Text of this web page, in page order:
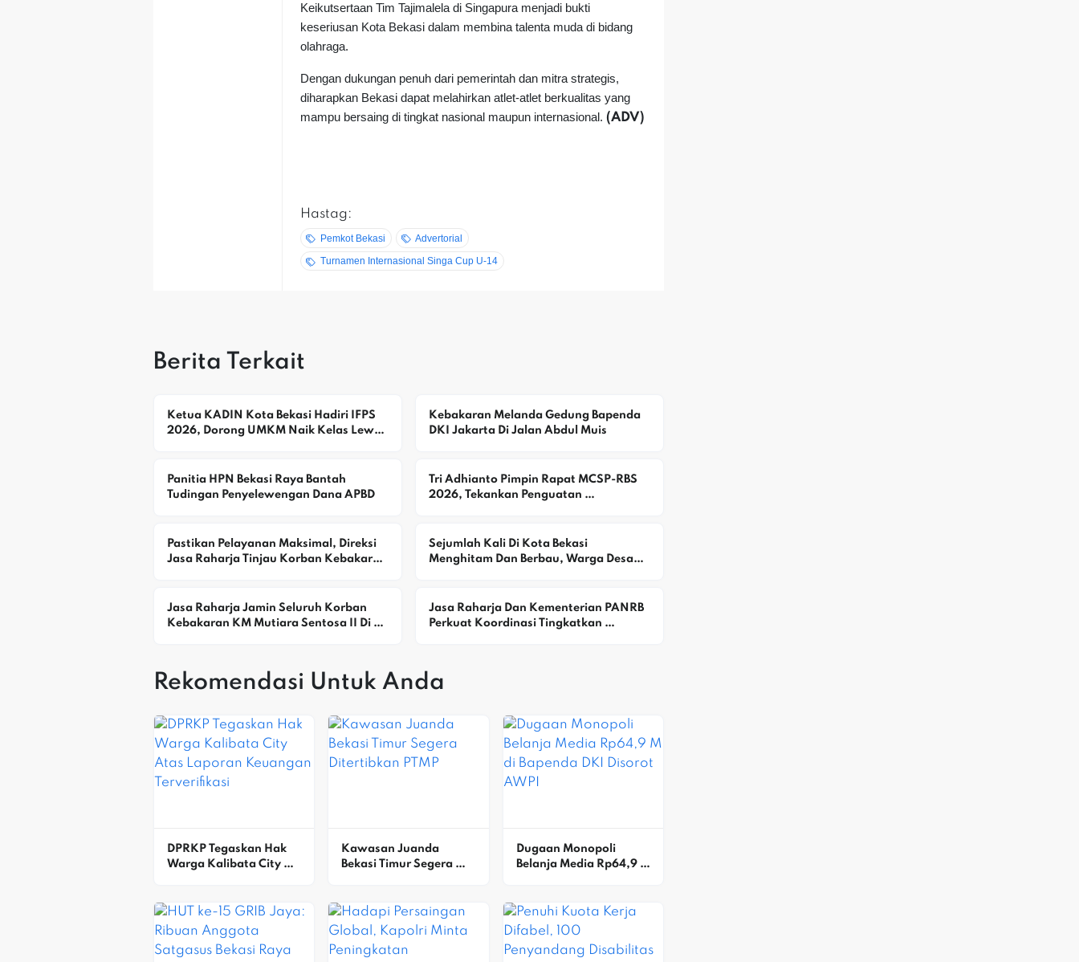
Keikutsertaan Tim Tajimalela di Singapura menjadi bukti
keseriusan Kota Bekasi dalam membina talenta muda di bidang
olahraga.
Dengan dukungan penuh dari pemerintah dan mitra strategis,
diharapkan Bekasi dapat melahirkan atlet-atlet berkualitas yang
mampu bersaing di tingkat nasional maupun internasional.(ADV)
Hastag:
Pemkot Bekasi Advertorial
Turnamen Internasional Singa Cup U-14
Berita Terkait
Ketua KADIN Kota Bekasi Hadiri IFPS
2026, Dorong UMKM Naik Kelas Lewat
Kebakaran Melanda Gedung Bapenda
DKI Jakarta Di Jalan Abdul Muis
Panitia HPN Bekasi Raya Bantah
Tudingan Penyelewengan Dana APBD
Tri Adhianto Pimpin Rapat MCSP-RBS
2026, Tekankan Penguatan
Pastikan Pelayanan Maksimal, Direksi
Jasa Raharja Tinjau Korban Kebakaran
Sejumlah Kali Di Kota Bekasi
Menghitam Dan Berbau, Warga Desak
Jasa Raharja Jamin Seluruh Korban
Kebakaran KM Mutiara Sentosa II Di
Jasa Raharja Dan Kementerian PANRB
Perkuat Koordinasi Tingkatkan
Rekomendasi Untuk Anda
DPRKP Tegaskan Hak
Warga Kalibata City
Kawasan Juanda
Bekasi Timur Segera
Dugaan Monopoli
Belanja Media Rp64,9 M